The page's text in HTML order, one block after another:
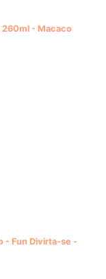
260ml - Macaco
- Fun Divirta-se -